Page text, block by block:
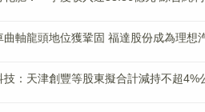
曲軸龍頭地位獲鞏固 福達股份成為理想
技：天津創豐等股東擬合計減持不超4%